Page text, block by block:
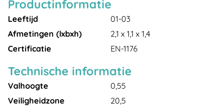
Productinformatie
Leeftijd
01-03
Afmetingen (lxbxh)
2,1 x 1,1 x 1,4
Certificatie
EN-1176
Technische informatie
Valhoogte
0,55
Veiligheidzone
20,5